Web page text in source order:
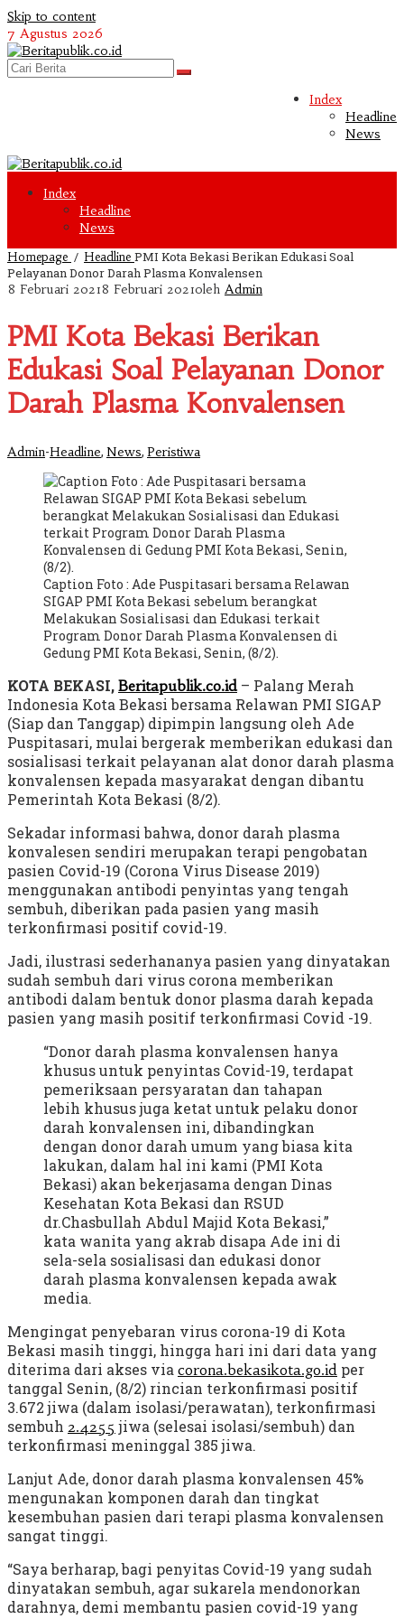
Skip to content
7 Agustus 2026
Index
Headline
News
Index
Headline
News
Homepage / Headline PMI Kota Bekasi Berikan Edukasi Soal
Pelayanan Donor Darah Plasma Konvalensen
8 Februari 20218 Februari 2021oleh Admin
PMI Kota Bekasi Berikan
Edukasi Soal Pelayanan Donor
Darah Plasma Konvalensen
Admin-Headline, News, Peristiwa
Caption Foto : Ade Puspitasari bersama Relawan
SIGAP PMI Kota Bekasi sebelum berangkat
Melakukan Sosialisasi dan Edukasi terkait
Program Donor Darah Plasma Konvalensen di
Gedung PMI Kota Bekasi, Senin, (8/2).
KOTA BEKASI, Beritapublik.co.id – Palang Merah
Indonesia Kota Bekasi bersama Relawan PMI SIGAP
(Siap dan Tanggap) dipimpin langsung oleh Ade
Puspitasari, mulai bergerak memberikan edukasi dan
sosialisasi terkait pelayanan alat donor darah plasma
konvalensen kepada masyarakat dengan dibantu
Pemerintah Kota Bekasi (8/2).
Sekadar informasi bahwa, donor darah plasma
konvalesen sendiri merupakan terapi pengobatan
pasien Covid-19 (Corona Virus Disease 2019)
menggunakan antibodi penyintas yang tengah
sembuh, diberikan pada pasien yang masih
terkonfirmasi positif covid-19.
Jadi, ilustrasi sederhananya pasien yang dinyatakan
sudah sembuh dari virus corona memberikan
antibodi dalam bentuk donor plasma darah kepada
pasien yang masih positif terkonfirmasi Covid -19.
“Donor darah plasma konvalensen hanya
khusus untuk penyintas Covid-19, terdapat
pemeriksaan persyaratan dan tahapan
lebih khusus juga ketat untuk pelaku donor
darah konvalensen ini, dibandingkan
dengan donor darah umum yang biasa kita
lakukan, dalam hal ini kami (PMI Kota
Bekasi) akan bekerjasama dengan Dinas
Kesehatan Kota Bekasi dan RSUD
dr.Chasbullah Abdul Majid Kota Bekasi,”
kata wanita yang akrab disapa Ade ini di
sela-sela sosialisasi dan edukasi donor
darah plasma konvalensen kepada awak
media.
Mengingat penyebaran virus corona-19 di Kota
Bekasi masih tinggi, hingga hari ini dari data yang
diterima dari akses via corona.bekasikota.go.id per
tanggal Senin, (8/2) rincian terkonfirmasi positif
3.672 jiwa (dalam isolasi/perawatan), terkonfirmasi
sembuh 2.4255 jiwa (selesai isolasi/sembuh) dan
terkonfirmasi meninggal 385 jiwa.
Lanjut Ade, donor darah plasma konvalensen 45%
mengunakan komponen darah dan tingkat
kesembuhan pasien dari terapi plasma konvalensen
sangat tinggi.
“Saya berharap, bagi penyitas Covid-19 yang sudah
dinyatakan sembuh, agar sukarela mendonorkan
darahnya, demi membantu pasien covid-19 yang